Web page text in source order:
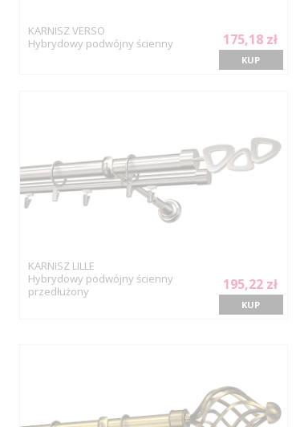
KARNISZ VERSO
Hybrydowy podwójny ścienny
175,18 zł
KUP
KARNISZ LILLE
Hybrydowy podwójny ścienny
przedłużony
195,22 zł
KUP